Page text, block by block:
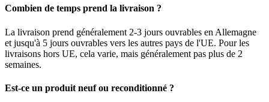
Combien de temps prend la livraison ?
La livraison prend généralement 2-3 jours ouvrables en Allemagne
et jusqu'à 5 jours ouvrables vers les autres pays de l'UE. Pour les
livraisons hors UE, cela varie, mais généralement pas plus de 2
semaines.
Est-ce un produit neuf ou reconditionné ?